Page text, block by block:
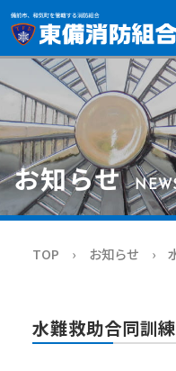
お知らせ
TOP お知らせ
水難救助合同訓